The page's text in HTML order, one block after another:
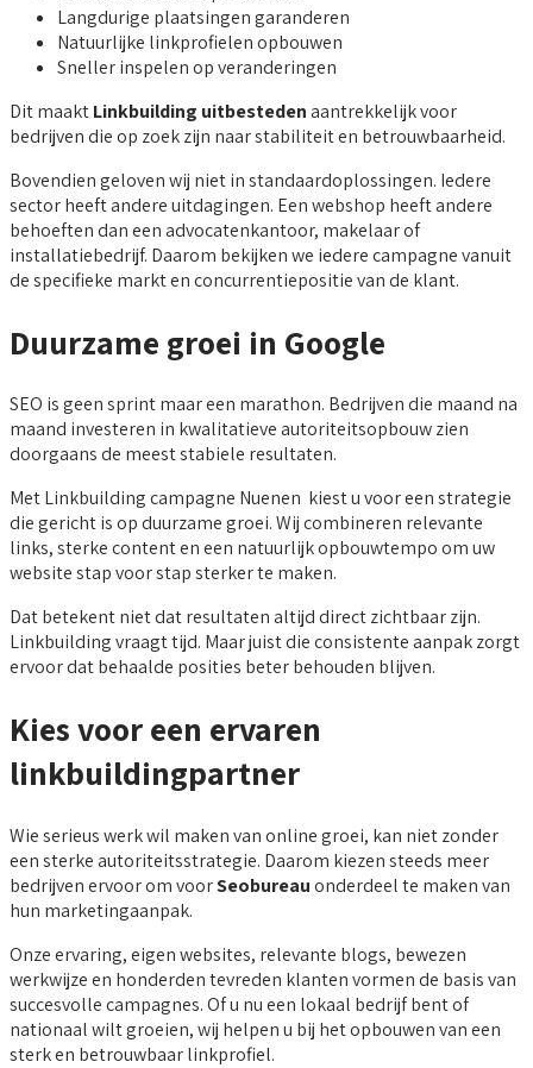
Langdurige plaatsingen garanderen
Natuurlijke linkprofielen opbouwen
Sneller inspelen op veranderingen
Dit maaktLinkbuilding uitbestedenaantrekkelijk voor
bedrijven die op zoek zijn naar stabiliteit en betrouwbaarheid.
Bovendien geloven wij niet in standaardoplossingen. Iedere
sector heeft andere uitdagingen. Een webshop heeft andere
behoeften dan een advocatenkantoor, makelaar of
installatiebedrijf. Daarom bekijken we iedere campagne vanuit
de specifieke markt en concurrentiepositie van de klant.
Duurzame groei in Google
SEO is geen sprint maar een marathon. Bedrijven die maand na
maand investeren in kwalitatieve autoriteitsopbouw zien
doorgaans de meest stabiele resultaten.
Met Linkbuilding campagne Nuenen kiest u voor een strategie
die gericht is op duurzame groei. Wij combineren relevante
links, sterke content en een natuurlijk opbouwtempo om uw
website stap voor stap sterker te maken.
Dat betekent niet dat resultaten altijd direct zichtbaar zijn.
Linkbuilding vraagt tijd. Maar juist die consistente aanpak zorgt
ervoor dat behaalde posities beter behouden blijven.
Kies voor een ervaren
linkbuildingpartner
Wie serieus werk wil maken van online groei, kan niet zonder
een sterke autoriteitsstrategie. Daarom kiezen steeds meer
bedrijven ervoor om voorSeobureauonderdeel te maken van
hun marketingaanpak.
Onze ervaring, eigen websites, relevante blogs, bewezen
werkwijze en honderden tevreden klanten vormen de basis van
succesvolle campagnes. Of u nu een lokaal bedrijf bent of
nationaal wilt groeien, wij helpen u bij het opbouwen van een
sterk en betrouwbaar linkprofiel.